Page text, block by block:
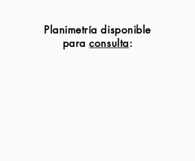
Planimetría disponible
paraconsulta: